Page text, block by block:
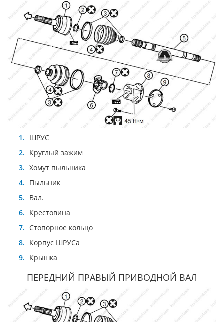
ШРУС
Круглый зажим
Хомут пыльника
Пыльник
Вал.
Крестовина
Стопорное кольцо
Корпус ШРУСа
Крышка
ПЕРЕДНИЙ ПРАВЫЙ ПРИВОДНОЙ ВАЛ